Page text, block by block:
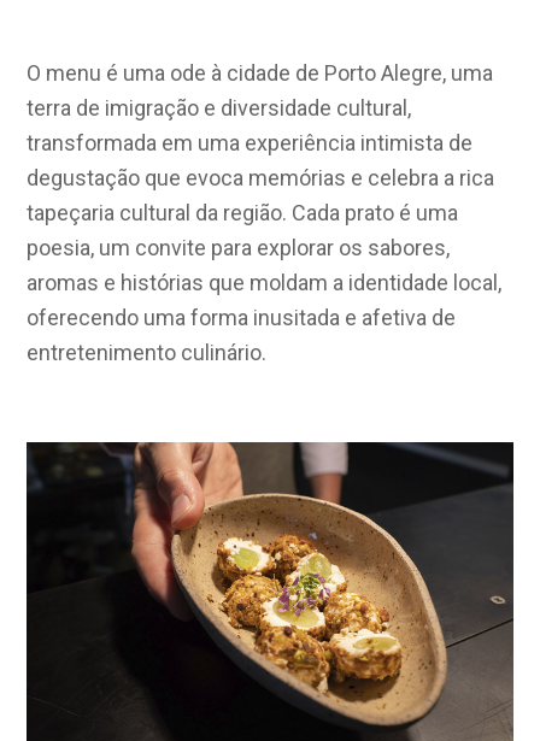
O menu é uma ode à cidade de Porto Alegre, uma
terra de imigração e diversidade cultural,
transformada em uma experiência intimista de
degustação que evoca memórias e celebra a rica
tapeçaria cultural da região. Cada prato é uma
poesia, um convite para explorar os sabores,
aromas e histórias que moldam a identidade local,
oferecendo uma forma inusitada e afetiva de
entretenimento culinário.